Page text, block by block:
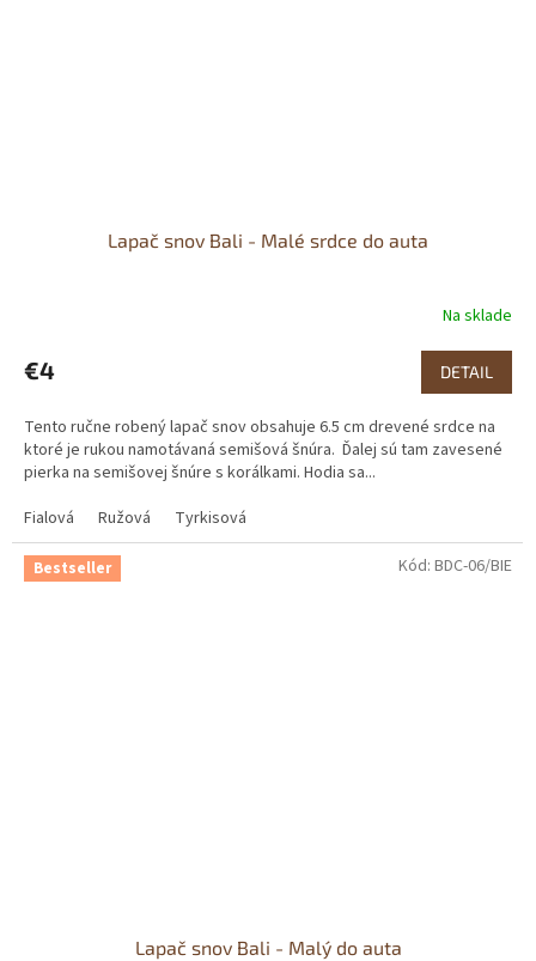
Lapač snov Bali - Malé srdce do auta
produktu
je
z
5
hviezdičiek.
Na sklade
€4 DETAIL
Tento ručne robený lapač snov obsahuje 6.5 cm drevené srdce na
ktoré je rukou namotávaná semišová šnúra. Ďalej sú tam zavesené
pierka na semišovej šnúre s korálkami. Hodia sa...
Fialová
Ružová Tyrkisová
Bestseller
Lapač snov Bali - Malý do auta
Kód: BDC-06/BIE